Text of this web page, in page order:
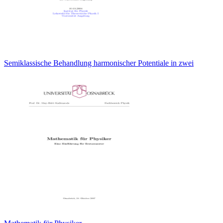
Semiklassische Behandlung harmonischer Potentiale in zwei